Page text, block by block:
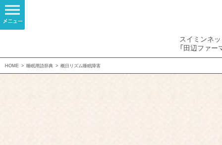
スイミンネ
「田辺ファ
HOME > 睡眠用語辞典 > 概日リズム睡眠障害